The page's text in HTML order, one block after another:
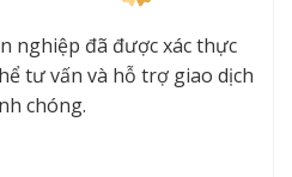
nghiệp đã được xác thực
tư vấn và hỗ trợ giao dịch
chóng.